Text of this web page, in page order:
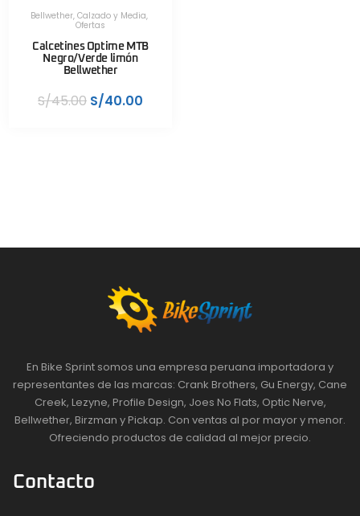
Bellwether, Calzado y Media,
Ofertas
Calcetines Optime MTB
Negro/Verde limón
Bellwether
S/45.00 S/40.00
En Bike Sprint somos una empresa peruana importadora y
representantes de las marcas: Crank Brothers, Gu Energy, Cane
Creek, Lezyne, Profile Design, Joes No Flats, Optic Nerve,
Bellwether, Birzman y Pickap. Con ventas al por mayor y menor.
Ofreciendo productos de calidad al mejor precio.
Contacto